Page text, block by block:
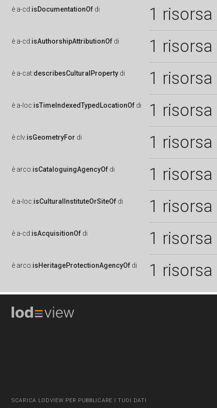
è a-cd:isDocumentationOf di 1 risorsa
è a-cd:isAuthorshipAttributionOf di 1 risorsa
è a-cat:describesCulturalProperty di 1 risorsa
è a-loc:isTimeIndexedTypedLocationOf di 1 risorsa
è clv:isGeometryFor di 1 risorsa
è arco:isCataloguingAgencyOf di 1 risorsa
è a-loc:isCulturalInstituteOrSiteOf di 1 risorsa
è a-cd:isAcquisitionOf di 1 risorsa
è arco:isHeritageProtectionAgencyOf di 1 risorsa
SCARICA LODVIEW PER PUBBLICARE I TUOI DATI